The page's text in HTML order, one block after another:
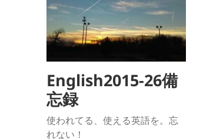
English2015-26備
忘録
使われてる、使える英語を。忘
れない！